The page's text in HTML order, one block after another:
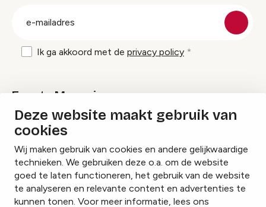
Deze website maakt gebruik van
cookies
Wij maken gebruik van cookies en andere gelijkwaardige
technieken. We gebruiken deze o.a. om de website
goed te laten functioneren, het gebruik van de website
te analyseren en relevante content en advertenties te
kunnen tonen. Voor meer informatie, lees ons
Ik ga akkoord met de privacy policy
Events Magazine
Ik ontvang graag Events Magazine
InstagramFacebookLinkedIn